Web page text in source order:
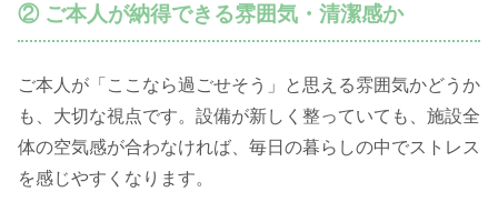
② ご本人が納得できる雰囲気・清潔感か
ご本人が「ここなら過ごせそう」と思える雰囲気かどうか
も、大切な視点です。設備が新しく整っていても、施設全
体の空気感が合わなければ、毎日の暮らしの中でストレス
を感じやすくなります。